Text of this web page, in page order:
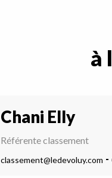
à
Chani Elly
Référente classement
classement@ledevoluy.com